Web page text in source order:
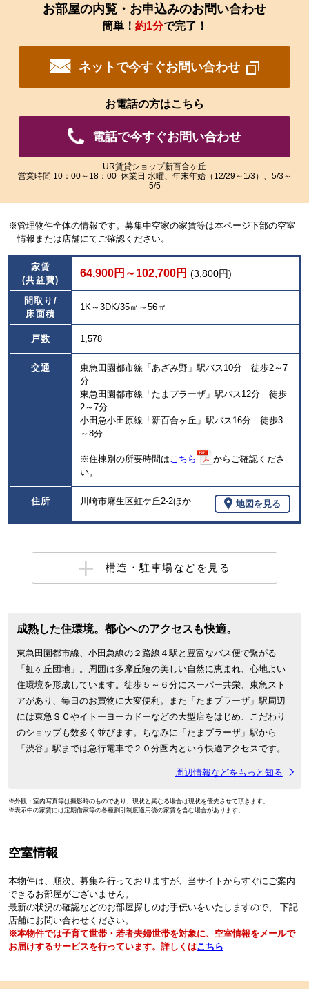
す
拡
大
さ
い
だ
ま
す。
拡
い
だ
ま
お部屋の内覧・お申込みのお問い合わせ
簡単！ 約1分で完了！
ネットで今すぐお問い合わせ
お電話の方はこちら
電話で今すぐお問い合わせ
UR賃貸ショップ新百合ヶ丘
営業時間 10：00～18：00 休業日 水曜、年末年始（12/29～1/3）、5/3～
5/5
※管理物件全体の情報です。募集中空家の家賃等は本ページ下部の空室
情報または店舗にてご確認ください。
家賃
(共益費)
64,900円～102,700円 (3,800円)
間取り/
床面積
1K～3DK/35㎡～56㎡
戸数 1,578
交通
東急田園都市線「あざみ野」駅バス10分 徒歩2～7
分
東急田園都市線「たまプラーザ」駅バス12分 徒歩
2～7分
小田急小田原線「新百合ヶ丘」駅バス16分 徒歩3
～8分
※住棟別の所要時間は こちら
からご確認くださ
い。
住所 川崎市麻生区虹ケ丘2-2ほか 地図を見る
構造・駐車場などを見る
成熟した住環境。都心へのアクセスも快適。
東急田園都市線、小田急線の２路線４駅と豊富なバス便で繋がる
「虹ヶ丘団地」。周囲は多摩丘陵の美しい自然に恵まれ、心地よい
住環境を形成しています。徒歩５～６分にスーパー共栄、東急スト
アがあり、毎日のお買物に大変便利。また「たまプラーザ」駅周辺
には東急ＳＣやイトーヨーカドーなどの大型店をはじめ、こだわり
のショップも数多く並びます。ちなみに「たまプラーザ」駅から
「渋谷」駅までは急行電車で２０分圏内という快適アクセスです。
周辺情報などをもっと知る
※外観・室内写真等は撮影時のものであり、現状と異なる場合は現状を優先させて頂きます。
※表示中の家賃には定期借家等の各種割引制度適用後の家賃を含む場合があります。
空室情報
本物件は、順次、募集を行っておりますが、当サイトからすぐにご案内
できるお部屋がございません。
最新の状況の確認などのお部屋探しのお手伝いをいたしますので、 下記
店舗にお問い合わせください。
※本物件では子育て世帯・若者夫婦世帯を対象に、空室情報をメールで
お届けするサービスを行っています。詳しくはこちら